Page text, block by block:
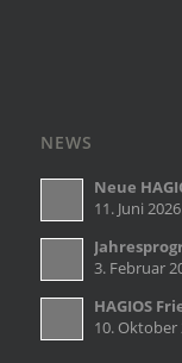
NEWS
Neue
11. Juni
3. Februar
HAGIOS
10. Oktober